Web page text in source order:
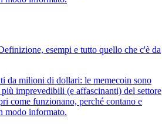
esempi e tutto quello che c'è da
da milioni di dollari: le memecoin sono
imprevedibili (e affascinanti) del settore
come funzionano, perché contano e
modo informato.